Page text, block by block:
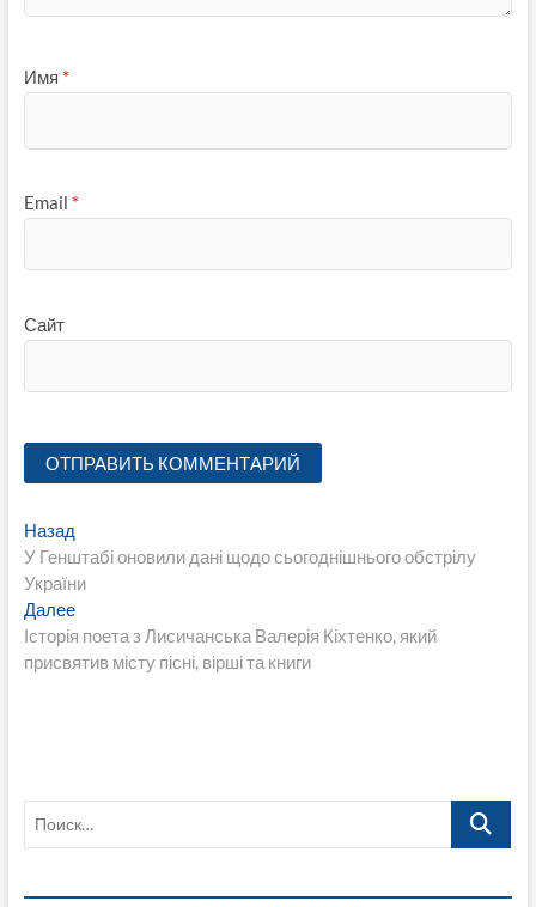
Имя *
Email *
Сайт
Навигация
по
записям
НазадПредыдущая
запись:
У Генштабі оновили дані щодо сьогоднішнього обстрілу
України
ДалееСледующая
запись:
Історія поета з Лисичанська Валерія Кіхтенко, який
присвятив місту пісні, вірші та книги
Поиск…